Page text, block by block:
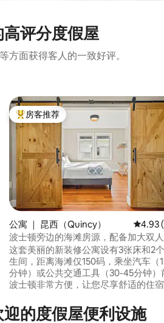
评分度假屋
方面获得客人的一致好评。
分（满分 5 分），共 152 条评价
热门「房客推荐」
房客推荐
公寓 ｜ 昆西（Quincy） 平均评
4.93
波士顿旁边的海滩房源，配备加大双人
床，免费停车
这套美丽的新装修公寓设有3张床和2
生间，距离海滩仅150码，乘坐汽车（
分钟）或公共交通工具（30-45分钟）
波士顿非常方便，让您尽享舒适的住
寓，刚刚经过全面改造，保留了许多特
色，拥有大量的窗户和光线。 设备齐全的
的度假屋便利设施